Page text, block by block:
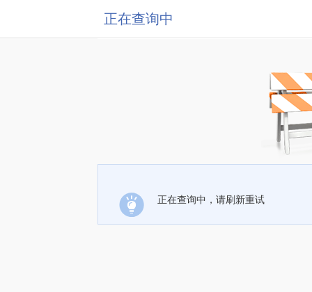
正在查询中
正在查询中，请刷新重试